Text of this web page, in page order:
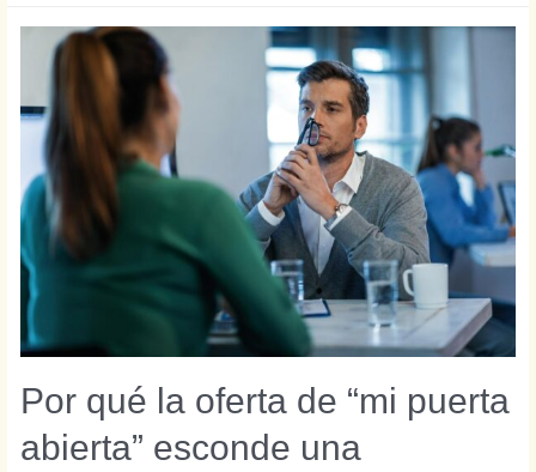
Por qué la oferta de “mi puerta
abierta” esconde una